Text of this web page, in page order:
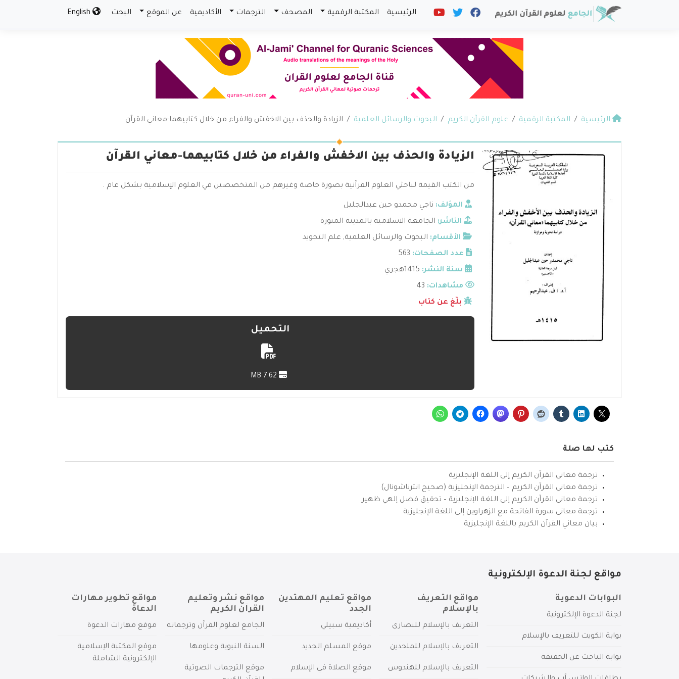
الرئيسية المكتبة الرقمية المصحف الترجمات الأكاديمية عن الموقع البحث
الرئيسية المكتبة الرقمية علوم القرآن الكريم البحوث والرسائل العلمية الزيادة والحذف بين الاخفش والفراء من خلال كتابيهما-معاني القرآن
الزيادة والحذف بين الاخفش والفراء من خلال كتابيهما-معاني القرآن
من الكتب القيمة لباحثي العلوم القرآنية بصورة خاصة وغيرهم من المتخصصين في العلوم الإسلامية بشكل عام .
المؤلف: ناجي محمدو حين عبدالجليل
الناشر: الجامعة الاسلامية بالمدينة المنورة
الأقسام: البحوث والرسائل العلمية, علم التجويد
عدد الصفحات: 563
سنة النشر: 1415هجري
مشاهدات:
بلّغ عن كتاب
التحميل
كتب لها صلة
ترجمة معاني القرآن الكريم إلى اللغة الإنجليزية
ترجمة معاني القرآن الكريم – الترجمة الإنجليزية (صحيح انترناشونال)
ترجمة معاني القرآن الكريم إلى اللغة الإنجليزية – تحقيق فضل إلهي ظهير
ترجمة معاني سورة الفاتحة مع الزهراوين إلى اللغة الإنجليزية
بيان معاني القرآن الكريم باللغة الإنجليزية
مواقع لجنة الدعوة الإلكترونية
البوابات الدعوية
لجنة الدعوة الإلكترونية
بوابة الكويت للتعريف بالإسلام
بوابة الباحث عن الحقيقة
مواقع التعريف
بالإسلام
التعريف بالإسلام للنصارى
التعريف بالإسلام للملحدين
التعريف بالإسلام للهندوس
مواقع تعليم المهتدين
الجدد
أكاديمية سبيلي
موقع المسلم الجديد
موقع الصلاة في الإسلام
مواقع نشر وتعليم
القرآن الكريم
الجامع لعلوم القرآن وترجماته
السنة النبوية وعلومها
موقع الترجمات الصوتية
مواقع تطوير مهارات
الدعاة
موقع مهارات الدعوة
موقع المكتبة الإسلامية
الإلكترونية الشاملة